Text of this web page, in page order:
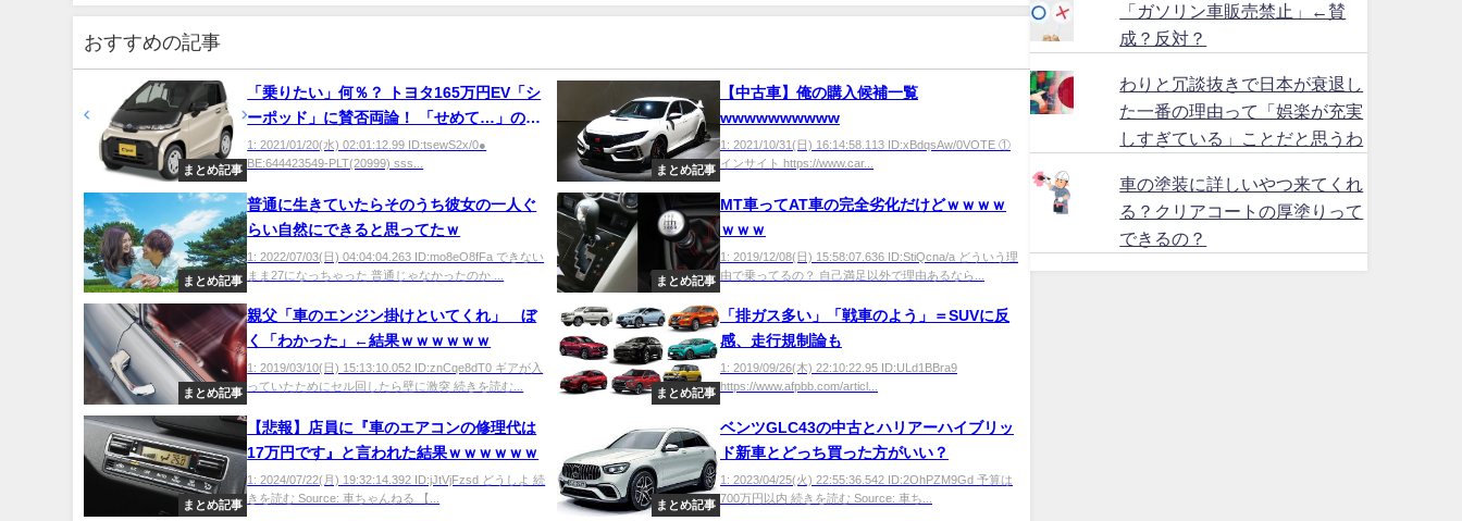
おすすめの記事
まとめ記事
「乗りたい」何％？ トヨタ165万円EV「シ
ーポッド」に賛否両論！ 「せめて…」の声
も
1: 2021/01/20(水) 02:01:12.99 ID:tsewS2x/0●
BE:644423549-PLT(20999) sss...
まとめ記事
【中古車】俺の購入候補一覧
wwwwwwwwww
1: 2021/10/31(日) 16:14:58.113 ID:xBdqsAw/0VOTE ①
インサイト https://www.car...
まとめ記事
普通に生きていたらそのうち彼女の一人ぐ
らい自然にできると思ってたｗ
1: 2022/07/03(日) 04:04:04.263 ID:mo8eO8fFa できない
まま27になっちゃった 普通じゃなかったのか ...
まとめ記事
MT車ってAT車の完全劣化だけどｗｗｗｗ
ｗｗｗ
1: 2019/12/08(日) 15:58:07.636 ID:StiQcna/a どういう理
由で乗ってるの？ 自己満足以外で理由あるなら...
まとめ記事
親父「車のエンジン掛けといてくれ」 ぼ
く「わかった」←結果ｗｗｗｗｗｗ
1: 2019/03/10(日) 15:13:10.052 ID:znCqe8dT0 ギアが入
っていたためにセル回したら壁に激突 続きを読む...
まとめ記事
「排ガス多い」「戦車のよう」＝SUVに反
感、走行規制論も
1: 2019/09/26(木) 22:10:22.95 ID:ULd1BBra9
https://www.afpbb.com/articl...
まとめ記事
【悲報】店員に『車のエアコンの修理代は
17万円です』と言われた結果ｗｗｗｗｗｗ
1: 2024/07/22(月) 19:32:14.392 ID:jJtVjFzsd どうしよ 続
きを読む Source: 車ちゃんねる 【...
まとめ記事
ベンツGLC43の中古とハリアーハイブリッ
ド新車とどっち買った方がいい？
1: 2023/04/25(火) 22:55:36.542 ID:2OhPZM9Gd 予算は
700万円以内 続きを読む Source: 車ち...
「ガソリン車販売禁止」←賛
成？反対？
わりと冗談抜きで日本が衰退し
た一番の理由って「娯楽が充実
しすぎている」ことだと思うわ
車の塗装に詳しいやつ来てくれ
る？クリアコートの厚塗りって
できるの？